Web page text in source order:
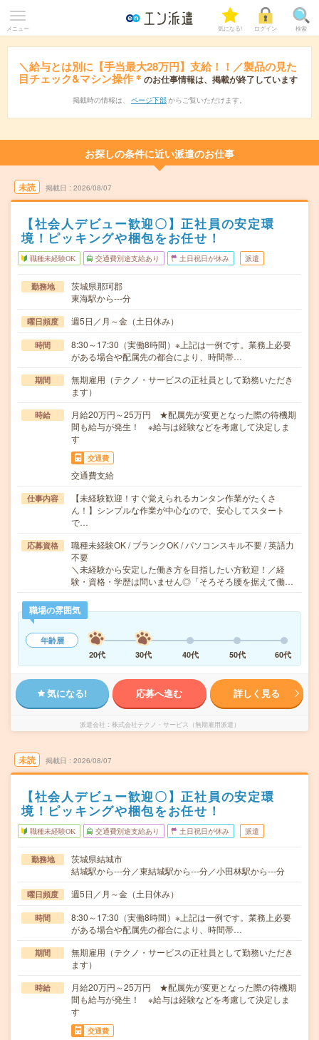
メニュー 気になる! ログイン 検索
＼給与とは別に【手当最大28万円】支給！！／製品の見た
目チェック&マシン操作＊ のお仕事情報は、掲載が終了しています
掲載時の情報は、 ページ下部 からご覧いただけます。
お探しの条件に近い派遣のお仕事
未読 掲載日 2026/08/07
【社会人デビュー歓迎〇】正社員の安定環
境！ピッキングや梱包をお任せ！
職種未経験OK 交通費別途支給あり 土日祝日が休み 派遣
勤務地
茨城県那珂郡
東海駅から---分
曜日頻度 週5日／月～金（土日休み）
時間
8:30～17:30（実働8時間）※上記は一例です。業務上必要
がある場合や配属先の都合により、時間帯…
期間
無期雇用（テクノ・サービスの正社員として勤務いただき
ます）
時給
月給20万円～25万円 ★配属先が変更となった際の待機期
間も給与が発生！ ※給与は経験などを考慮して決定しま
す
交通費
交通費支給
仕事内容
【未経験歓迎！すぐ覚えられるカンタン作業がたくさ
ん！】シンプルな作業が中心なので、安心してスタート
で…
応募資格
職種未経験OK / ブランクOK / パソコンスキル不要 / 英語力
不要
＼未経験から安定した働き方を目指したい方歓迎！／経
験・資格・学歴は問いません◎「そろそろ腰を据えて働…
職場の雰囲気
年齢層
20代
30代 40代 50代 60代
気になる! 応募へ進む 詳しく見る
派遣会社 株式会社テクノ・サービス（無期雇用派遣）
未読 掲載日 2026/08/07
【社会人デビュー歓迎〇】正社員の安定環
境！ピッキングや梱包をお任せ！
職種未経験OK 交通費別途支給あり 土日祝日が休み 派遣
勤務地
茨城県結城市
結城駅から---分／東結城駅から---分／小田林駅から---分
曜日頻度 週5日／月～金（土日休み）
時間
8:30～17:30（実働8時間）※上記は一例です。業務上必要
がある場合や配属先の都合により、時間帯…
期間
無期雇用（テクノ・サービスの正社員として勤務いただき
ます）
時給
月給20万円～25万円 ★配属先が変更となった際の待機期
間も給与が発生！ ※給与は経験などを考慮して決定しま
す
交通費